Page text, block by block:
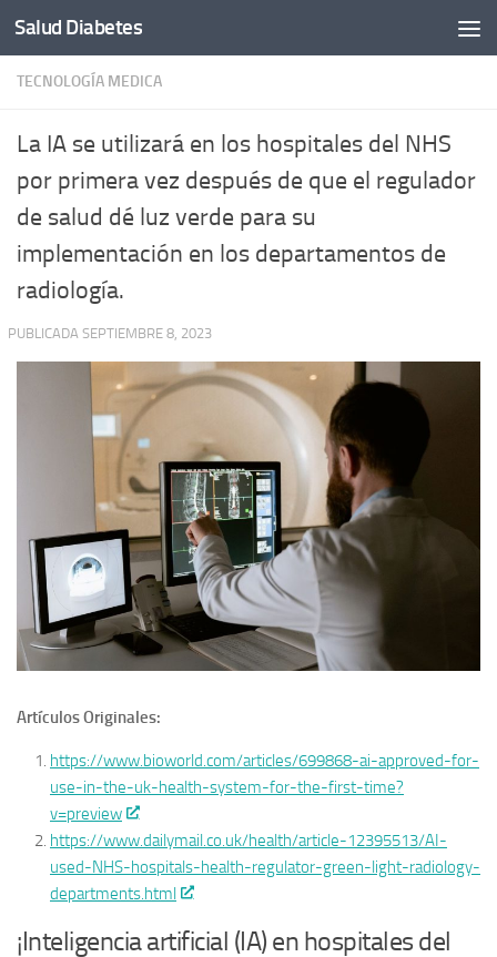
Saltar al contenido
Salud Diabetes
TECNOLOGÍA MEDICA
La IA se utilizará en los hospitales del NHS
por primera vez después de que el regulador
de salud dé luz verde para su
implementación en los departamentos de
radiología.
Artículos Originales:
https://www.bioworld.com/articles/699868-ai-approved-for-
use-in-the-uk-health-system-for-the-first-time?
v=preview
https://www.dailymail.co.uk/health/article-12395513/AI-
used-NHS-hospitals-health-regulator-green-light-radiology-
departments.html
¡Inteligencia artificial (IA) en hospitales del